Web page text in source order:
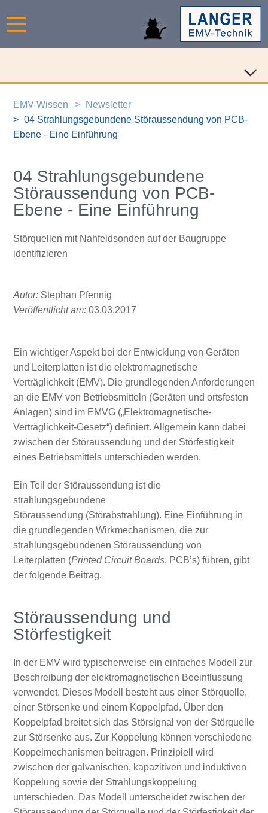
EMV-Wissen
Newsletter
04 Strahlungsgebundene Störaussendung von PCB-
Ebene - Eine Einführung
04 Strahlungsgebundene
Störaussendung von PCB-
Ebene - Eine Einführung
Störquellen mit Nahfeldsonden auf der Baugruppe
identifizieren
Autor:Stephan Pfennig
Veröffentlicht am:03.03.2017
Ein wichtiger Aspekt bei der Entwicklung von Geräten
und Leiterplatten ist die elektromagnetische
Verträglichkeit (EMV). Die grundlegenden Anforderungen
an die EMV von Betriebsmitteln (Geräten und ortsfesten
Anlagen) sind im EMVG („Elektromagnetische-
Verträglichkeit-Gesetz“) definiert. Allgemein kann dabei
zwischen der Störaussendung und der Störfestigkeit
eines Betriebsmittels unterschieden werden.
Ein Teil der Störaussendung ist die
strahlungsgebundene
Störaussendung (Störabstrahlung). Eine Einführung in
die grundlegenden Wirkmechanismen, die zur
strahlungsgebundenen Störaussendung von
Leiterplatten (Printed Circuit Boards, PCB’s) führen, gibt
der folgende Beitrag.
Störaussendung und
Störfestigkeit
In der EMV wird typischerweise ein einfaches Modell zur
Beschreibung der elektromagnetischen Beeinflussung
verwendet. Dieses Modell besteht aus einer Störquelle,
einer Störsenke und einem Koppelpfad. Über den
Koppelpfad breitet sich das Störsignal von der Störquelle
zur Störsenke aus. Zur Koppelung können verschiedene
Koppelmechanismen beitragen. Prinzipiell wird
zwischen der galvanischen, kapazitiven und induktiven
Koppelung sowie der Strahlungskoppelung
unterschieden. Das Modell unterscheidet zwischen der